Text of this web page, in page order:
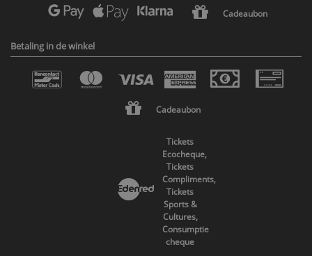
Cadeaubon
Betaling in de winkel
Cadeaubon
Tickets
Ecocheque,
Tickets
Compliments,
Tickets
Sports &
Cultures,
Consumptie
cheque